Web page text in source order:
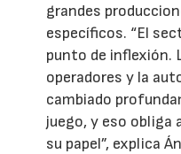
grandes
específicos. “El
punto de inflexión.
operadores y la
cambiado
juego, y eso obliga
su papel”, explica